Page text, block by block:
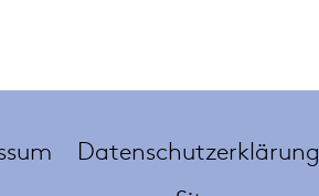
Datenschutzerklärung